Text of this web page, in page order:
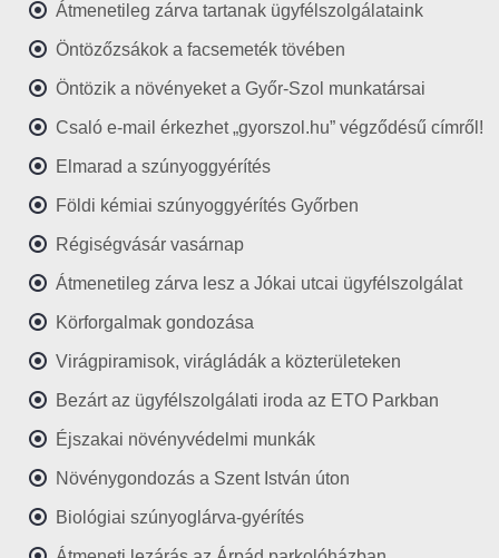
Átmenetileg zárva tartanak ügyfélszolgálataink
Öntözőzsákok a facsemeték tövében
Öntözik a növényeket a Győr-Szol munkatársai
Csaló e-mail érkezhet „gyorszol.hu” végződésű címről!
Elmarad a szúnyoggyérítés
Földi kémiai szúnyoggyérítés Győrben
Régiségvásár vasárnap
Átmenetileg zárva lesz a Jókai utcai ügyfélszolgálat
Körforgalmak gondozása
Virágpiramisok, virágládák a közterületeken
Bezárt az ügyfélszolgálati iroda az ETO Parkban
Éjszakai növényvédelmi munkák
Növénygondozás a Szent István úton
Biológiai szúnyoglárva-gyérítés